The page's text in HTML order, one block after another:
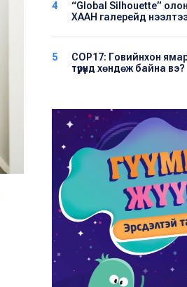
4
“Global Silhouette”
ХААН галерейд
5
COP17: Говийнхон
түрүүнд хөндөж байна вэ?